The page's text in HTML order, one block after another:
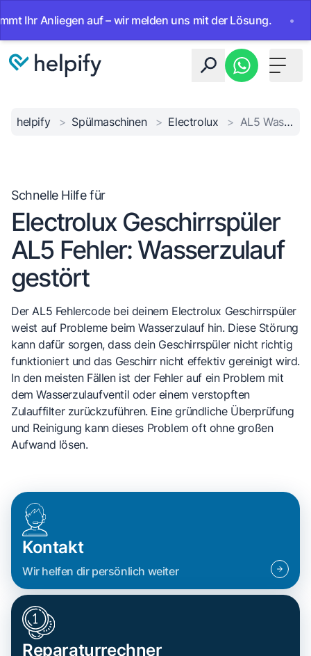
auf – wir melden uns mit der Lösung. • Ab
Toggle
helpify > Spülmaschinen > Electrolux > AL5 Wasserzulauf Fehler
Schnelle Hilfe für
Electrolux Geschirrspüler
AL5 Fehler: Wasserzulauf
gestört
Der AL5 Fehlercode bei deinem Electrolux Geschirrspüler
weist auf Probleme beim Wasserzulauf hin. Diese Störung
kann dafür sorgen, dass dein Geschirrspüler nicht richtig
funktioniert und das Geschirr nicht effektiv gereinigt wird.
In den meisten Fällen ist der Fehler auf ein Problem mit
dem Wasserzulaufventil oder einem verstopften
Zulauffilter zurückzuführen. Eine gründliche Überprüfung
und Reinigung kann dieses Problem oft ohne großen
Aufwand lösen.
Kontakt
Wir helfen dir persönlich weiter
Reparaturrechner